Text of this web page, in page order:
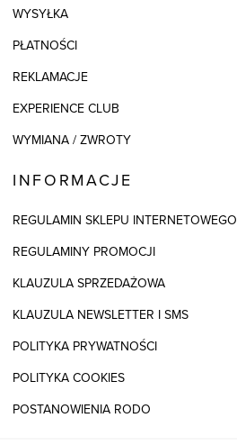
WYSYŁKA
PŁATNOŚCI
REKLAMACJE
EXPERIENCE CLUB
WYMIANA / ZWROTY
INFORMACJE
REGULAMIN SKLEPU INTERNETOWEGO
REGULAMINY PROMOCJI
KLAUZULA SPRZEDAŻOWA
KLAUZULA NEWSLETTER I SMS
POLITYKA PRYWATNOŚCI
POLITYKA COOKIES
POSTANOWIENIA RODO